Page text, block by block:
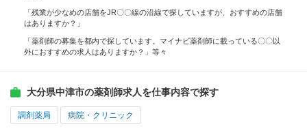
「残業が少なめの店舗をJR〇〇線の沿線で探していますが、おすすめの店舗
はありますか？」
「薬剤師の募集を都内で探しています。マイナビ薬剤師に載っている〇〇以
外におすすめの求人はありますか？」等々
大分県中津市の薬剤師求人を仕事内容で探す
調剤薬局 病院・クリニック